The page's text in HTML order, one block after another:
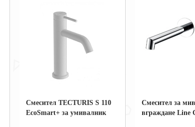
Смесител TECTURIS S 110
EcoSmart+ за умивалник
Смесител за
вграждане Line